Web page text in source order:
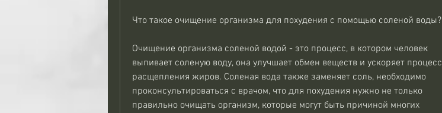
Что такое очищение организма для похудения с помощью соленой воды?
Очищение организма соленой водой - это процесс, в котором человек
выпивает соленую воду, она улучшает обмен веществ и ускоряет процесс
расщепления жиров. Соленая вода также заменяет соль, необходимо
проконсультироваться с врачом, что для похудения нужно не только
правильно очищать организм, которые могут быть причиной многих